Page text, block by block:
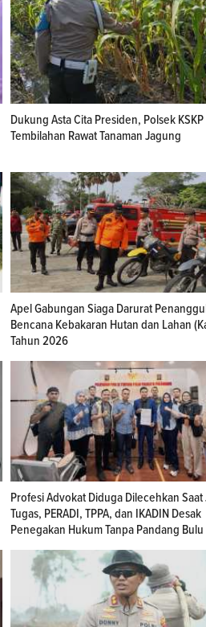
Dukung Asta Cita Presiden, Polsek KSKP
Tembilahan Rawat Tanaman Jagung
Apel Gabungan Siaga Darurat
Bencana Kebakaran Hutan dan Lahan
Tahun 2026
Profesi Advokat Diduga Dilecehkan Saat
Tugas, PERADI, TPPA, dan IKADIN Desak
Penegakan Hukum Tanpa Pandang Bulu